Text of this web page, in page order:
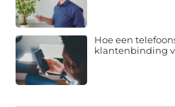
Hoe een
klantenbinding